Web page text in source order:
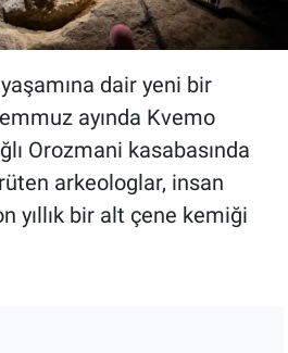
dair yeni bir
ayında Kvemo
Orozmani kasabasında
arkeologlar, insan
yıllık bir alt çene kemiği